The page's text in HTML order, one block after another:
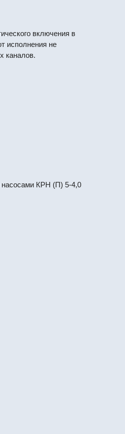
включения в
исполнения не
каналов.
КРН (П) 5-4,0